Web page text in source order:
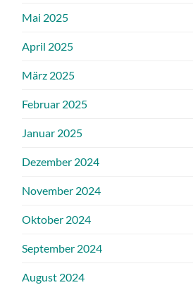
Mai 2025
April 2025
März 2025
Februar 2025
Januar 2025
Dezember 2024
November 2024
Oktober 2024
September 2024
August 2024